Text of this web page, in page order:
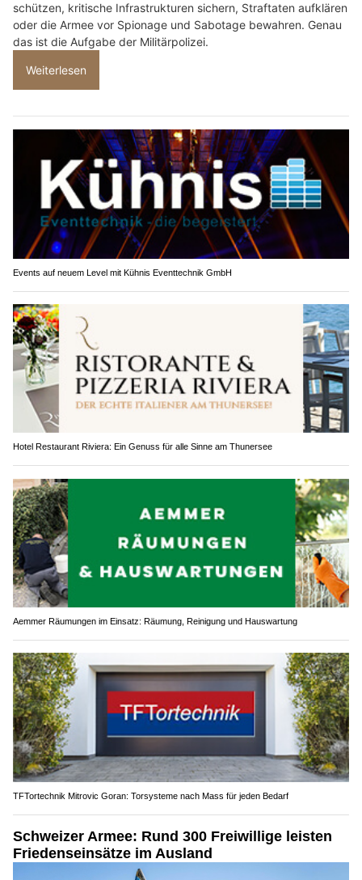
schützen, kritische Infrastrukturen sichern, Straftaten aufklären
oder die Armee vor Spionage und Sabotage bewahren. Genau
das ist die Aufgabe der Militärpolizei.
Weiterlesen
Events auf neuem Level mit Kühnis Eventtechnik GmbH
Hotel Restaurant Riviera: Ein Genuss für alle Sinne am Thunersee
Aemmer Räumungen im Einsatz: Räumung, Reinigung und Hauswartung
TFTortechnik Mitrovic Goran: Torsysteme nach Mass für jeden Bedarf
Schweizer Armee: Rund 300 Freiwillige leisten
Friedenseinsätze im Ausland